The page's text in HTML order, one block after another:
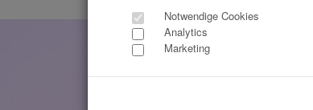
Notwendige Cookies
Analytics
Marketing